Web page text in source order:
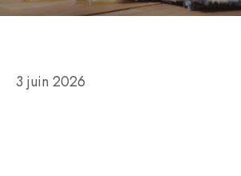
3 juin 2026